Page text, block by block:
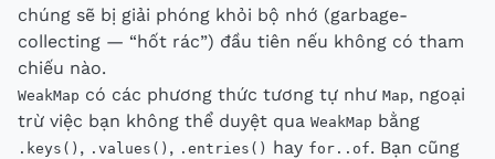
chúng sẽ bị giải phóng khỏi bộ nhớ (garbage-
collecting — “hốt rác”) đầu tiên nếu không có tham
chiếu nào.
WeakMap có các phương thức tương tự như Map, ngoại
trừ việc bạn không thể duyệt qua WeakMap bằng
.keys() , .values() , .entries() hay for..of. Bạn cũng